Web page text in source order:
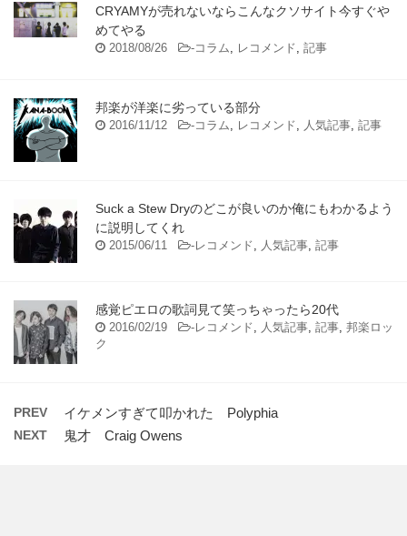
CRYAMYが売れないならこんなクソサイト今すぐや
めてやる
2018/08/26 -コラム, レコメンド, 記事
邦楽が洋楽に劣っている部分
2016/11/12 -コラム, レコメンド, 人気記事, 記事
Suck a Stew Dryのどこが良いのか俺にもわかるよう
に説明してくれ
2015/06/11 -レコメンド, 人気記事, 記事
感覚ピエロの歌詞見て笑っちゃったら20代
2016/02/19 -レコメンド, 人気記事, 記事, 邦楽ロッ
ク
PREV イケメンすぎて叩かれた Polyphia
NEXT 鬼才 Craig Owens